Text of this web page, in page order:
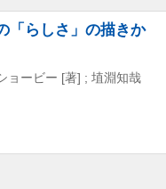
「らしさ」の描きか
ョービー [著] ; 埴淵知哉